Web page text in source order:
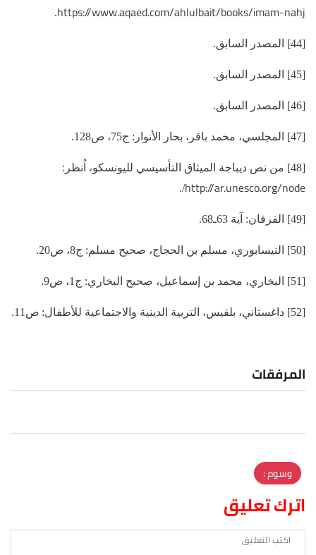
https://www.aqaed.com/ahlulbait/books/imam-nahj
.
[44] المصدر السابق.
[45] المصدر السابق.
[46] المصدر السابق.
[47] المجلسي، محمد باقر، بحار الأنوار: ج75، ص128.
[48] من نص ديباجة الميثاق التأسيسي لليونسكو، اُنظر:
http://ar.unesco.org/node
/.
[49] الفرقان: آية 63ـ68.
[50] النيسابوري، مسلم بن الحجاج، صحيح مسلم: ج8، ص20.
[51] البخاري، محمد بن إسماعيل، صحيح البخاري: ج1، ص9.
[52] داغستاني، بلقيس، التربية الدينية والاجتماعية للأطفال: ص11.
المرفقات
وسوم :
اترك تعليق